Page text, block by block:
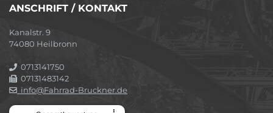
ANSCHRIFT / KONTAKT
Kanalstr. 9
74080 Heilbronn
0713141750
07131483142
info@Fahrrad-Bruckner.de